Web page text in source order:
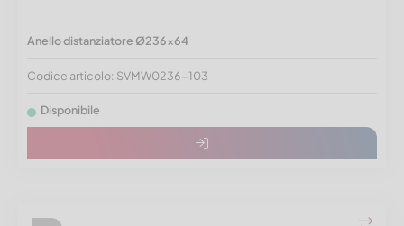
Anello distanziatore Ø236x64
Codice articolo: SVMW0236-103
Disponibile